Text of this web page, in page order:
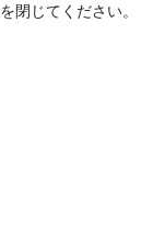
閉じてください。